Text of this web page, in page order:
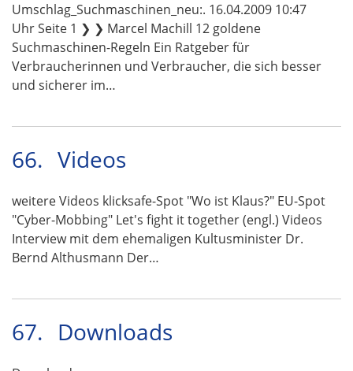
Umschlag_Suchmaschinen_neu:. 16.04.2009 10:47
Uhr Seite 1 ❯ ❯ Marcel Machill 12 goldene
Suchmaschinen-Regeln Ein Ratgeber für
Verbraucherinnen und Verbraucher, die sich besser
und sicherer im…
66. Videos
weitere Videos klicksafe-Spot "Wo ist Klaus?" EU-Spot
"Cyber-Mobbing" Let's fight it together (engl.) Videos
Interview mit dem ehemaligen Kultusminister Dr.
Bernd Althusmann Der…
67. Downloads